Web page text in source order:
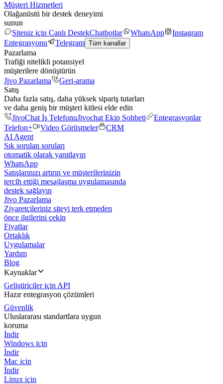
Müşteri Hizmetleri
Olağanüstü bir destek deneyimi
sunun
Siteniz için Canlı DestekChatbotlar WhatsApp
Instagram
Entegrasyonu
Telegram Tüm kanallar
Pazarlama
Trafiği nitelikli potansiyel
müşterilere dönüştürün
Jivo Pazarlama
Geri-arama
Satış
Daha fazla satış, daha yüksek sipariş tutarları
ve daha geniş bir müşteri kitlesi elde edin
JivoChat İş TelefonuJivochat Ekip Sohbeti
Entegrasyonlar
Telefon+
Video Görüşmeler
CRM
AI Agent
Sık sorulan soruları
otomatik olarak yanıtlayın
WhatsApp
Satışlarınızı artırın ve müşterilerinizin
tercih ettiği mesajlaşma uygulamasında
destek sağlayın
Jivo Pazarlama
Ziyaretçileriniz siteyi terk etmeden
önce ilgilerini çekin
Fiyatlar
Ortaklık
Uygulamalar
Yardım
Blog
Kaynaklar
Geliştiriciler için API
Hazır entegrasyon çözümleri
Güvenlik
Uluslararası standartlara uygun
koruma
İndir
Windows için
İndir
Mac için
İndir
Linux için